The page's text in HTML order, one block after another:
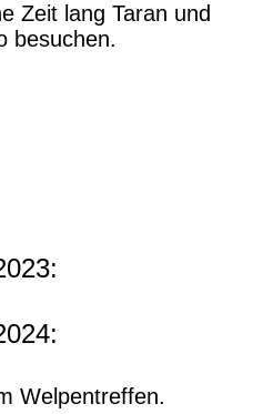
Zeit lang Taran und
besuchen.
Welpentreffen.